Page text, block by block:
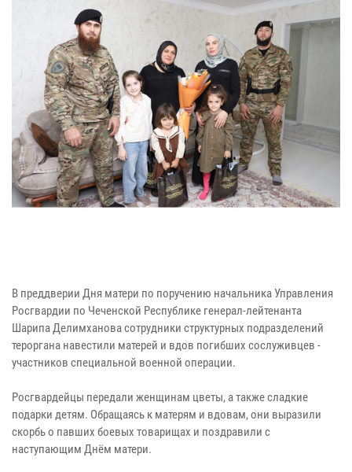
В преддверии Дня матери по поручению начальника Управления
Росгвардии по Чеченской Республике генерал-лейтенанта
Шарипа Делимханова сотрудники структурных подразделений
тероргана навестили матерей и вдов погибших сослуживцев -
участников специальной военной операции.
Росгвардейцы передали женщинам цветы, а также сладкие
подарки детям. Обращаясь к матерям и вдовам, они выразили
скорбь о павших боевых товарищах и поздравили с
наступающим Днём матери.